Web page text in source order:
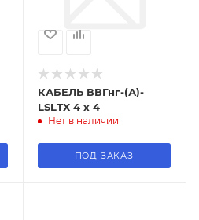
КАБЕЛЬ ВВГнг-(А)-
LSLТХ 4 х 4
Нет в наличии
ПОД ЗАКАЗ